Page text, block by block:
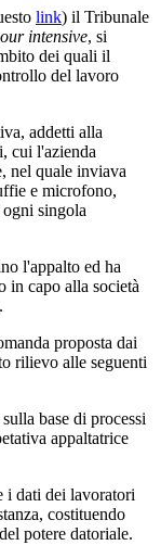
link) il Tribunale
intensive, si
dei quali il
del lavoro
addetti alla
cui l'azienda
nel quale inviava
e microfono,
singola
l'appalto ed ha
in capo alla società
proposta dai
rilievo alle seguenti
base di processi
appaltatrice
i dati dei lavoratori
costituendo
potere datoriale.